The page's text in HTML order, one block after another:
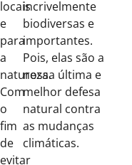
locais
e
para
a
natureza.
Com
o
fim
de
evitar
incrivelmente
biodiversas e
importantes.
Pois, elas são a
nossa última e
melhor defesa
natural contra
as mudanças
climáticas.